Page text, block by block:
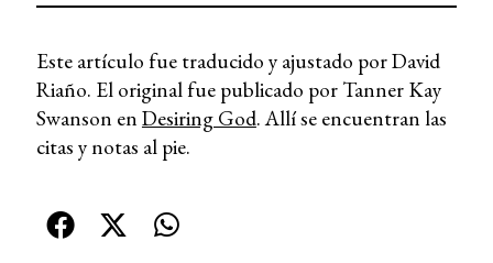
Este artículo fue traducido y ajustado por David
Riaño. El original fue publicado por Tanner Kay
Swanson en Desiring God. Allí se encuentran las
citas y notas al pie.